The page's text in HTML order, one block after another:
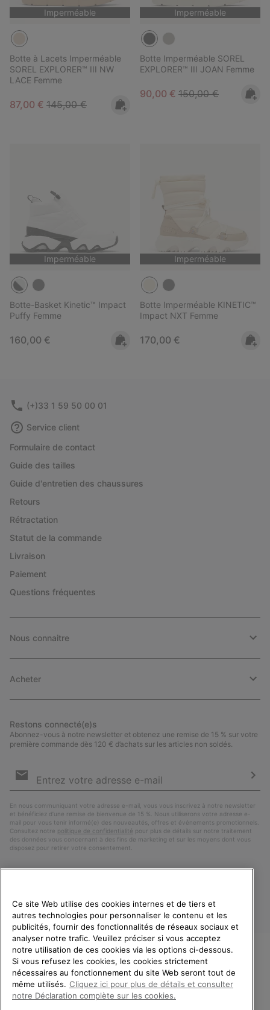
Imperméable
Botte à Lacets Imperméable
SOREL EXPLORER™ III NW
LACE Femme
Sale price:
87,00 € Regular price:
145,00 €
Imperméable
Botte Imperméable SOREL
EXPLORER™ III JOAN Femme
Sale price:
90,00 € Regular price:
150,00 €
Imperméable
Botte-Basket Kinetic™ Impact
Puffy Femme
Regular price:
160,00 €
Imperméable
Botte Imperméable KINETIC™
Impact NXT Femme
Regular price:
170,00 €
(+)33 1 59 50 00 01
Service client
Formulaire de contact
Guide des tailles
Guide d'entretien des chaussures
Retours
Rétractation
Statut de la commande
Livraison
Paiement
Questions fréquentes
Nous connaitre
Acheter
Restons connecté(e)s
Abonnez-vous à notre newsletter et obtenez une remise de 15 % sur votre
première commande dès 120 € d’achats sur les articles non soldés.
par
En nous communiquant votre adresse e-mail, vous vous inscrivez à notre newsletter
et bénéficiez d’une remise de bienvenue de 15 %. Nous utiliserons votre adresse e-
mail pour vous tenir informé(e) des nouveautés, offres et événements promotionnels.
Consultez notre politique de confidentialité pour plus de détails sur notre traitement
des données vous concernant à des fins de marketing et sur les moyens dont vous
disposez pour retirer votre consentement.
France
©2026 SOREL. Tous droits réservés.
BIENVENUE CHEZ SOREL.
VEUILLEZ SÉLECTIONNER
VOTRE PAYS DE LIVRAISON.
Ce site Web utilise des cookies internes et de tiers et
autres technologies pour personnaliser le contenu et les
publicités, fournir des fonctionnalités de réseaux sociaux et
analyser notre trafic. Veuillez préciser si vous acceptez
notre utilisation de ces cookies via les options ci-dessous.
Si vous refusez les cookies, les cookies strictement
nécessaires au fonctionnement du site Web seront tout de
même utilisés. Cliquez ici pour plus de détails et consulter
notre Déclaration complète sur les cookies.